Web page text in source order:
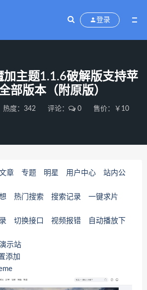
登录
加主题1.1.6破解版支持苹
部版本（附原版）
热度：342 评论： 0 售价：￥10
文章 专题 明星 用户中心 站内公
想 热门搜索 搜索记录 一键求片
录 切换接口 视频报错 自动播放下
示站
添加